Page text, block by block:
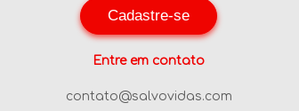
Cadastre-se
Entre em contato
contato@salvovidas.com